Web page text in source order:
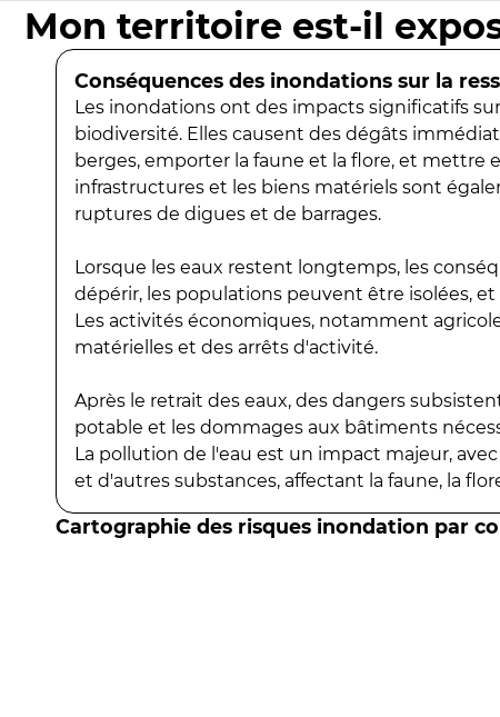
Mon territoire est-il
Conséquences des inondations sur la
Les inondations ont des impacts significatifs
biodiversité. Elles causent des dégâts
berges, emporter la faune et la flore, et mettre
infrastructures et les biens matériels sont
ruptures de digues et de barrages.
Lorsque les eaux restent longtemps, les
dépérir, les populations peuvent être isolées,
Les activités économiques, notamment
matérielles et des arrêts d'activité.
Après le retrait des eaux, des dangers
potable et les dommages aux bâtiments
La pollution de l'eau est un impact majeur,
et d'autres substances, affectant la faune, la
Cartographie des risques inondation par